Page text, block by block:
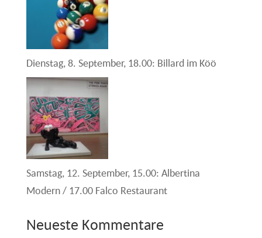
Dienstag, 8. September, 18.00: Billard im Köö
Samstag, 12. September, 15.00: Albertina
Modern / 17.00 Falco Restaurant
Neueste Kommentare